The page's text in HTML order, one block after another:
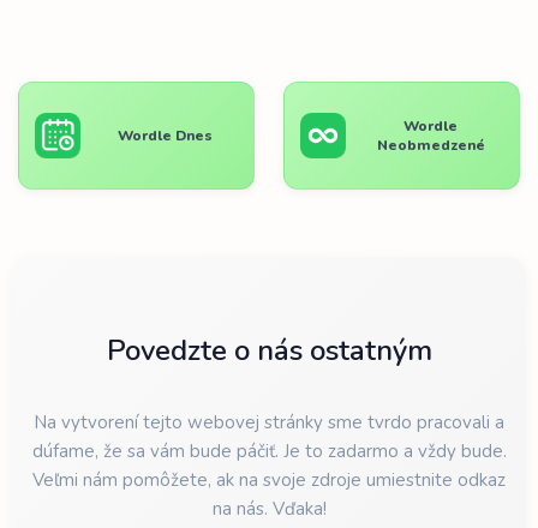
Wordle Dnes
Wordle
Neobmedzené
Povedzte o nás ostatným
Na vytvorení tejto webovej stránky sme tvrdo pracovali a
dúfame, že sa vám bude páčiť. Je to zadarmo a vždy bude.
Veľmi nám pomôžete, ak na svoje zdroje umiestnite odkaz
na nás. Vďaka!